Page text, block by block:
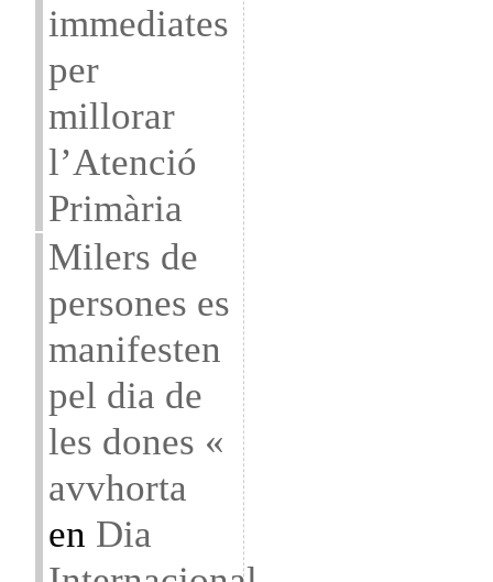
immediates
per
millorar
l’Atenció
Primària
Milers de
persones es
manifesten
pel dia de
les dones «
avvhorta
en Dia